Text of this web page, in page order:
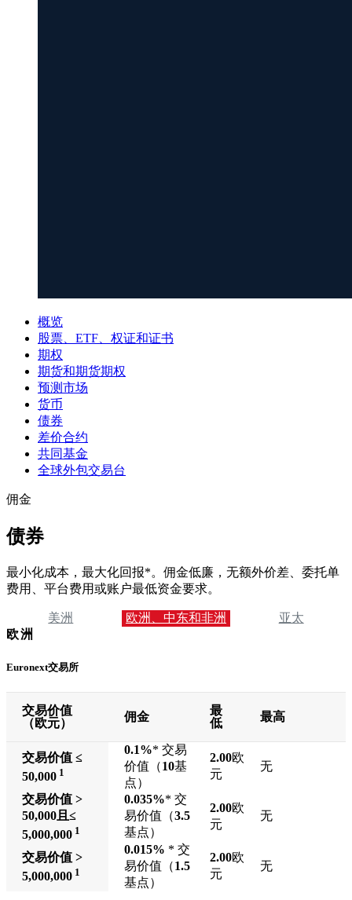
概览
股票、ETF、权证和证书
期权
期货和期货期权
预测市场
货币
债券
差价合约
共同基金
全球外包交易台
佣金
债券
最小化成本，最大化回报*。佣金低廉，无额外价差、委托单
费用、平台费用或账户最低资金要求。
美洲 欧洲、中东和非洲
亚太
欧洲
Euronext交易所
交易价值
（欧元）
佣金
最
低
最高
交易价值 ≤
50,000 1
0.1%* 交易
价值（10基
点）
2.00欧
元
无
交易价值 >
50,000 且≤
5,000,000 1
0.035%* 交
易价值（3.5
基点）
2.00欧
元
无
交易价值 >
5,000,000 1
0.015% * 交
易价值（1.5
基点）
2.00欧
元
无